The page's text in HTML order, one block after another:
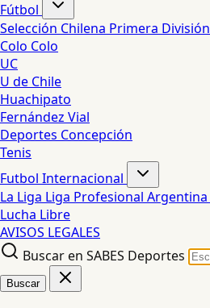
Fútbol
Selección Chilena Primera División
Colo Colo
UC
U de Chile
Huachipato
Fernández Vial
Deportes Concepción
Tenis
Futbol Internacional
La Liga Liga Profesional Argentina
Lucha Libre
AVISOS LEGALES
Buscar en SABES Deportes
Buscar